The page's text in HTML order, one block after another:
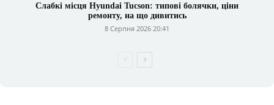
Слабкі місця Hyundai Tucson: типові болячки, ціни
ремонту, на що дивитись
8 Серпня 2026 20:41